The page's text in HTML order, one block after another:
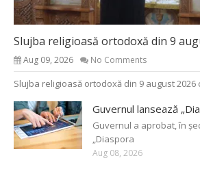
Slujba religioasă ortodoxă din 9
Aug 09, 2026 No Comments
Slujba religioasă ortodoxă din 9 august 2026
Guvernul lansează
Guvernul a aprobat, în
„Diaspora
Aug 08, 2026